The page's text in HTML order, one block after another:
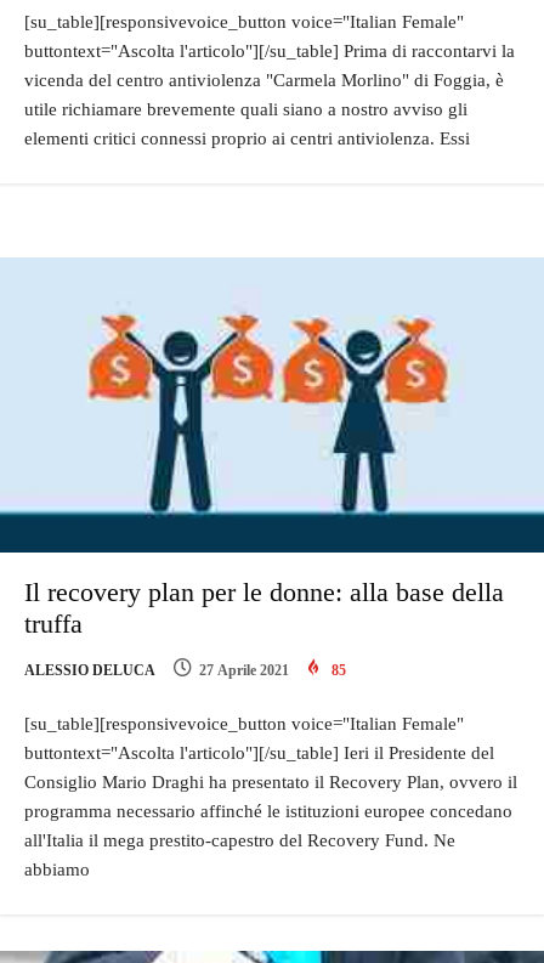
[su_table][responsivevoice_button voice="Italian Female"
buttontext="Ascolta l'articolo"][/su_table] Prima di raccontarvi la
vicenda del centro antiviolenza "Carmela Morlino" di Foggia, è
utile richiamare brevemente quali siano a nostro avviso gli
elementi critici connessi proprio ai centri antiviolenza. Essi
Il recovery plan per le donne: alla base della
truffa
ALESSIO DELUCA 27 Aprile 2021 85
[su_table][responsivevoice_button voice="Italian Female"
buttontext="Ascolta l'articolo"][/su_table] Ieri il Presidente del
Consiglio Mario Draghi ha presentato il Recovery Plan, ovvero il
programma necessario affinché le istituzioni europee concedano
all'Italia il mega prestito-capestro del Recovery Fund. Ne
abbiamo